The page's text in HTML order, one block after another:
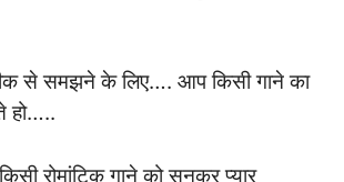
से समझने के लिए…. आप किसी गाने का
हो…..
रोमांटिक गाने को सुनकर प्यार